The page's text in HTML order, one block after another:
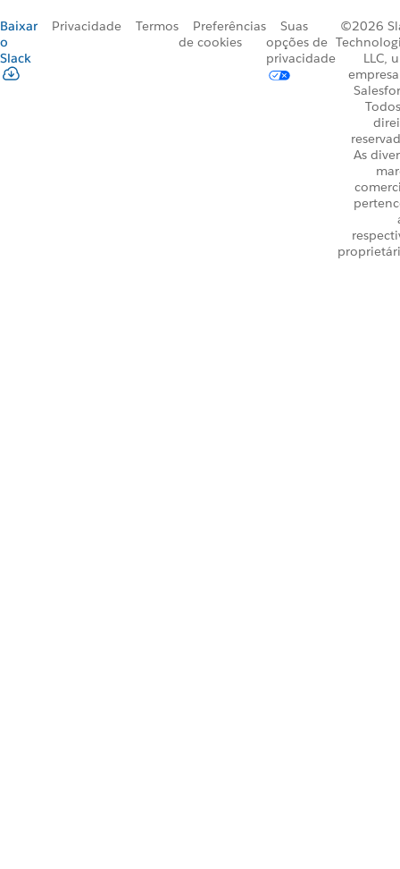
Baixar
o
Slack
Privacidade Termos
Preferências
de cookies
Suas
opções de
privacidade
©2026
LLC,
As